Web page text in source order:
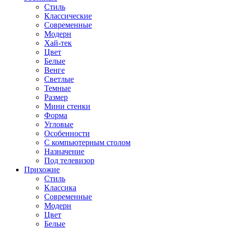
Стиль
Классические
Современные
Модерн
Хай-тек
Цвет
Белые
Венге
Светлые
Темные
Размер
Мини стенки
Форма
Угловые
Особенности
С компьютерным столом
Назначение
Под телевизор
Прихожие
Стиль
Классика
Современные
Модерн
Цвет
Белые